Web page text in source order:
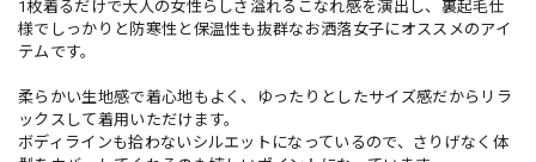
1枚着るだけで大人の女性らしさ溢れるこなれ感を演出し、裏起毛仕
様でしっかりと防寒性と保温性も抜群なお洒落女子にオススメのアイ
テムです。
柔らかい生地感で着心地もよく、ゆったりとしたサイズ感だからリラ
ックスして着用いただけます。
ボディラインも拾わないシルエットになっているので、さりげなく体